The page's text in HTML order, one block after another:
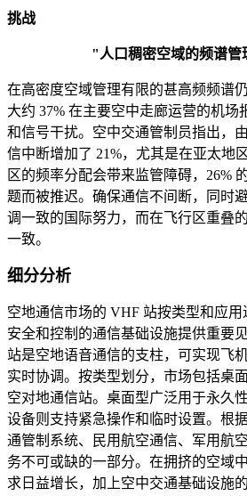
挑战
"人口稠密空域的频谱管
在高密度空域管理有限的甚高频频谱
大约 37% 在主要空中走廊运营的机场
和信号干扰。空中交通管制员指出，
信中断增加了 21%，尤其是在亚太地
区的频率分配会带来监管障碍，26%
题而被推迟。确保通信不间断，同时
调一致的国际努力，而在飞行区重叠
一致。
细分分析
空地通信市场的 VHF 站按类型和应
安全和控制的通信基础设施提供重要
站是空地语音通信的支柱，可实现飞
实时协调。按类型划分，市场包括桌
空对地通信站。桌面型广泛用于永久
设备则支持紧急操作和临时设置。根
通管制系统、民用航空通信、军用航
务不可或缺的一部分。在拥挤的空域
求日益增长，加上空中交通基础设施